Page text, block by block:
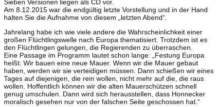
Sieben Versionen liegen als CD vor.
Am 8.12.2015 war die endgültig letzte Vorstellung und in der Hand
halten Sie die Aufnahme von diesem „letzten Abend“.
Jahrelang habe ich wie viele andere die Wahrscheinlichkeit einer
großen Flüchtlingswelle nach Europa thematisiert. Trotzdem ist es
den Flüchtlingen gelungen, die Regierenden zu überraschen.
Eine Passage im Programm lautet schon lange: „Festung Europa
heißt: Wir bauen eine neue Mauer. Wenn wir die Mauer gebaut
haben, werden wir sie verteidigen müssen. Dann schießen wir eines
Tages auf diejenigen, die rein wollen, nicht mehr auf die, die raus
wollen. Hoffentlich können wir die alten Mauerschützen schnell
genug umschulen. Dann wird sich herausstellen, dass Honnecker
moralisch gesehen nur von der falschen Seite geschossen hat.“